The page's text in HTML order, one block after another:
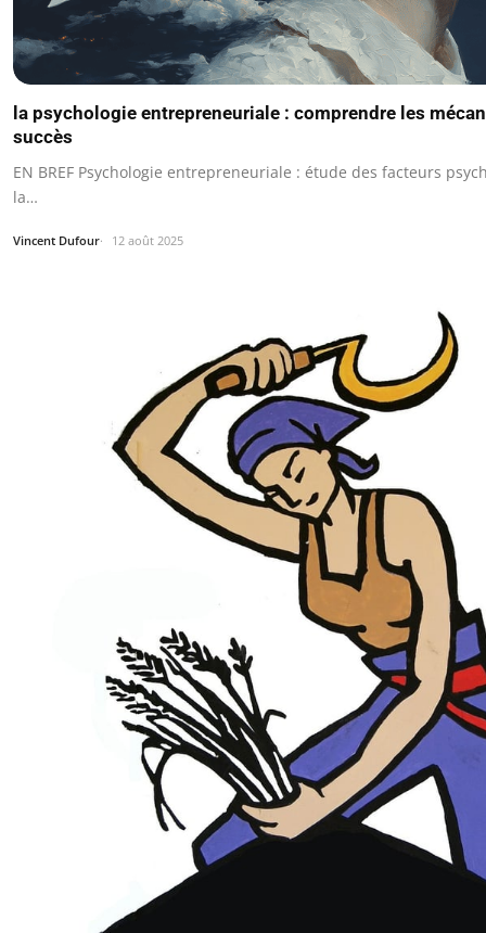
la psychologie entrepreneuriale : comprendre les
succès
EN BREF Psychologie entrepreneuriale : étude des facteurs
la…
Vincent Dufour 12 août 2025